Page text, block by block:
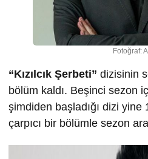
Fotoğraf:
“Kızılcık Şerbeti” dizisinin
bölüm kaldı. Beşinci sezon
şimdiden başladığı dizi
çarpıcı bir bölümle sezon